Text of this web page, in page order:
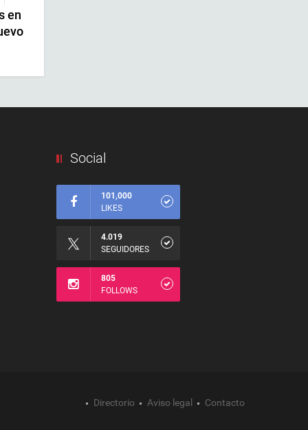
en
Social
101,000
LIKES
4.019
SEGUIDORES
805
FOLLOWS
Directorio Aviso legal Contacto